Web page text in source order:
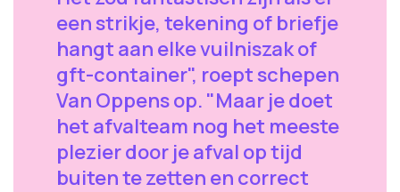
een strikje, tekening of briefje
hangt aan elke vuilniszak of
gft-container", roept schepen
Van Oppens op. "Maar je doet
het afvalteam nog het meeste
plezier door je afval op tijd
buiten te zetten en correct